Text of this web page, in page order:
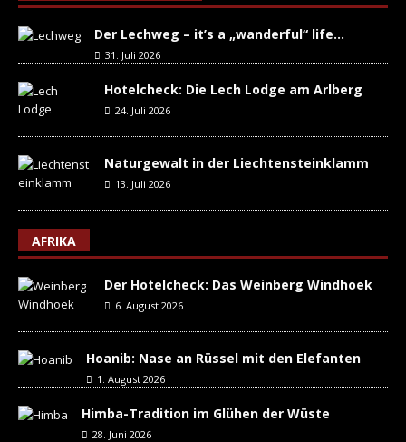
Der Lechweg – it’s a „wanderful“ life…
31. Juli 2026
Hotelcheck: Die Lech Lodge am Arlberg
24. Juli 2026
Naturgewalt in der Liechtensteinklamm
13. Juli 2026
AFRIKA
Der Hotelcheck: Das Weinberg Windhoek
6. August 2026
Hoanib: Nase an Rüssel mit den Elefanten
1. August 2026
Himba-Tradition im Glühen der Wüste
28. Juni 2026